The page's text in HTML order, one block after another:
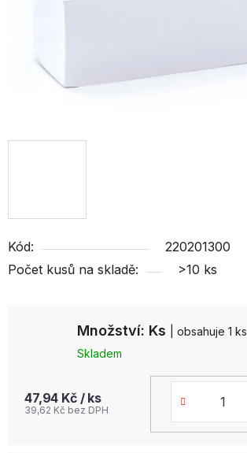
Množství: Ks
| obsahuje 1 ks
Skladem
47,94 Kč / ks
39,62 Kč bez DPH
Kód:
220201300
Počet kusů na skladě:
>10 ks